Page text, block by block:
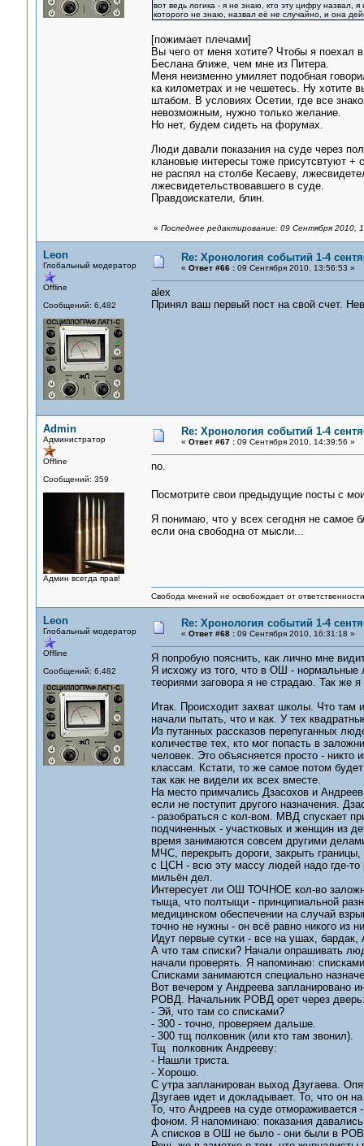
вот ведь логика - я не знаю, кто эту цифру назвал,
которого не знаю, назвал её не случайно, и она
[пожимает плечами]
Вы чего от меня хотите? Чтобы я поехал
Беслана ближе, чем мне из Питера.
Меня неизменно умиляет подобная
ка километрах и не чешетесь. Ну хотите
штабом. В условиях Осетии, где все
невозможным, нужно только желание.
Но нет, будем сидеть на форумах.
Люди давали показания на суде через
клановые интересы тоже присутсвтуют +
не распял на столбе Кесаеву,
лжесвидетельствовавшего в суде.
Правдоискатели, блин.
« Последнее редактирование: 09 Сентября 2010,
Leon
Глобальный модератор
Offline
Сообщений: 6,482
Re: Хронология событий 1-4
« Ответ #66 :09 Сентября 2010, 13:56:53 »
alex
Принял ваш первый пост на свой счет.
Admin
Администратор
Offline
Сообщений: 359
Админ всегда прав!
Re: Хронология событий 1-4
« Ответ #67 :09 Сентября 2010, 14:39:56 »
no.
Посмотрите свои предыдущие посты с
Я понимаю, что у всех сегодня не самое
если она свободна от мысли...
Свобода мнений не освобождает от
Leon
Глобальный модератор
Offline
Сообщений: 6,482
Re: Хронология событий 1-4
« Ответ #68 :09 Сентября 2010, 16:31:18 »
Я попробую пояснить, как лично мне
Я исхожу из того, что в ОШ - нормальные
теориями заговора я не страдаю. Так же
Итак. Происходит захват школы. Что там
начали пытать, что и как. У тех
Из путанных рассказов перепуганных
количестве тех, кто мог попасть в
человек. Это объясняется просто -
классам. Кстати, то же самое потом
так как не видели их всех вместе.
На место примчались Дзасохов и
если не поступит другого назначения.
- разобраться с кол-вом. МВД спускает
подчиненных - участковых и женщин из
время занимаются совсем другими
МЧС, перекрыть дороги, закрыть
с ЦСН - всю эту массу людей надо где-то
мильён дел.
Интересует ли ОШ ТОЧНОЕ кол-во
тыща, что полтыщи - принципиальной
медицинском обеспечении на случай
точно не нужны - он всё равно никого из
Идут первые сутки - все на ушах,
А что там списки? Начали опрашивать
начали проверять. Я напоминаю:
Списками занимаются специально
Вот вечером у Андреева запланировано
РОВД. Начальник РОВД орет через
- Эй, что там со списками?
- 300 - точно, проверяем дальше.
- 300 тщ полковник (или кто там звонил).
Тщ полковник Андрееву:
- Нашли триста.
- Хорошо.
С утра запланирован выход Дзугаева.
Дзугаев идет и докладывает. То, что он
То, что Андреев на суде отмораживается
фоном. Я напоминаю: показания
А списков в ОШ не было - они были в